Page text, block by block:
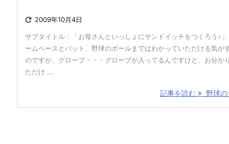
 2009年10月4日
サブタイトル：「お母さんといっしょにサンドイッチをつくろう♪
ームベースとバット、野球のボールまではわかっていただける気が
のですが、グローブ・・・グローブが入ってるんですけど、お分か
ただけ ...
記事を読む 野球の